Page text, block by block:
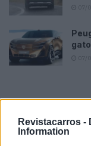
Revistacarros -
Information
No início deste